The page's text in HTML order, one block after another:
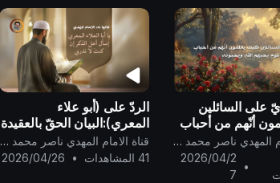
على السائلين
أنّهم من أحباب
من قومٍ يحبّهم
..
قناة الامام المهدي ناصر محمد اليماني
•
2026/04/2
7
الردّ على (أبو علاء
المعري):البيان الحقّ بالعقيدة
الحقّ في بعث المهديّ
المنتظَر الحقّ ..
قناة الامام المهدي ناصر محمد اليماني
41 المشاهدات
•
2026/04/26